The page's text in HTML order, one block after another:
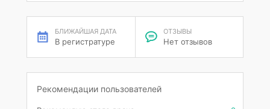
БЛИЖАЙШАЯ ДАТА
В регистратуре
ОТЗЫВЫ
Нет отзывов
Рекомендации пользователей